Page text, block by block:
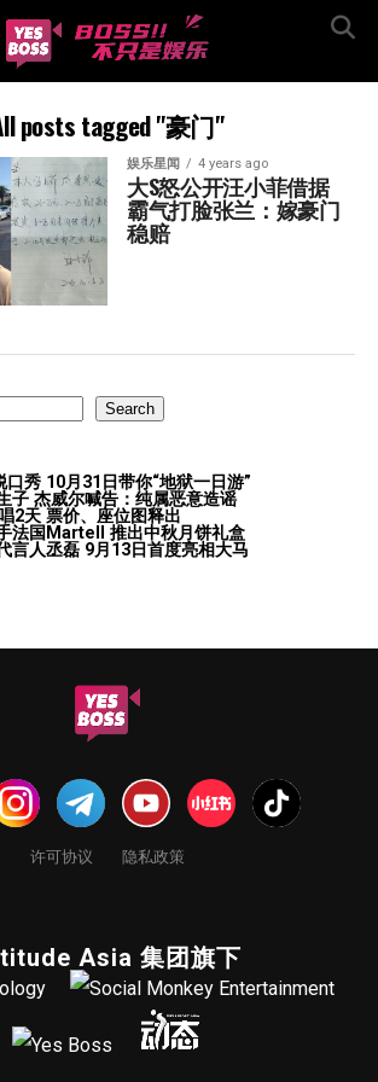
posts tagged "豪门"
娱乐星闻 4 years ago
大S怒公开汪小菲借据
霸气打脸张兰：嫁豪门
稳赔
Search
秀 10月31日带你“地狱一日游”
子 杰威尔喊告：纯属恶意造谣
2天 票价、座位图释出
法国Martell 推出中秋月饼礼盒
言人丞磊 9月13日首度亮相大马
许可协议 隐私政策
Asia 集团旗下